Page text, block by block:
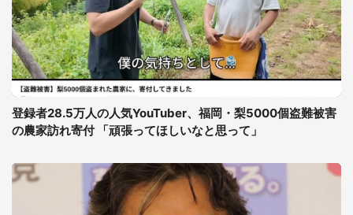
登録者28.5万人の人気YouTuber、福岡・梨5000個盗難被害
の農家訪れ寄付 「頑張ってほしいなと思って」